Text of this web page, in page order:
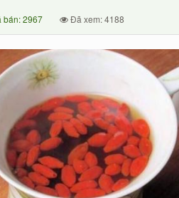
bán: 2967 Đã xem: 4188